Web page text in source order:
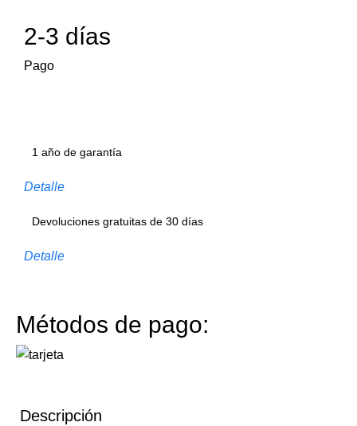
2-3 días
Pago
1 año de garantía
Detalle
Devoluciones gratuitas de 30 días
Detalle
Métodos de pago:
Descripción